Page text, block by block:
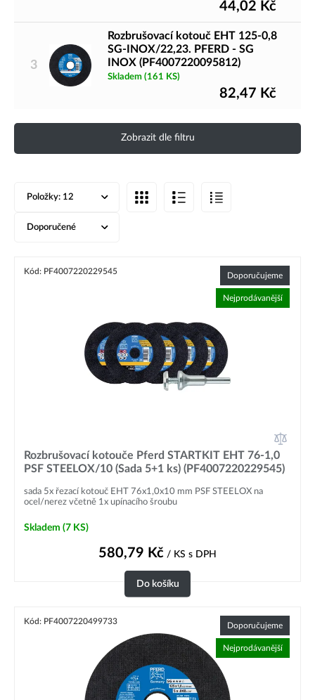
44,02 Kč
3
Rozbrušovací kotouč EHT 125-0,8
SG-INOX/22,23. PFERD - SG
INOX (PF4007220095812)
Skladem (161 KS)
82,47 Kč
Zobrazit dle filtru
Položky: 12
Doporučené
Kód: PF4007220229545 Doporučujeme
Nejprodávanější
Rozbrušovací kotouče Pferd STARTKIT EHT 76-1,0
PSF STEELOX/10 (Sada 5+1 ks) (PF4007220229545)
sada 5x řezací kotouč EHT 76x1,0x10 mm PSF STEELOX na
ocel/nerez včetně 1x upínacího šroubu
Skladem (7 KS)
580,79 Kč / KS s DPH
Do košíku
Kód: PF4007220499733 Doporučujeme
Nejprodávanější